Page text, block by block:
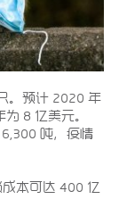
。预计 2020 年
8 亿美元。
吨，疫情
本可达 400 亿